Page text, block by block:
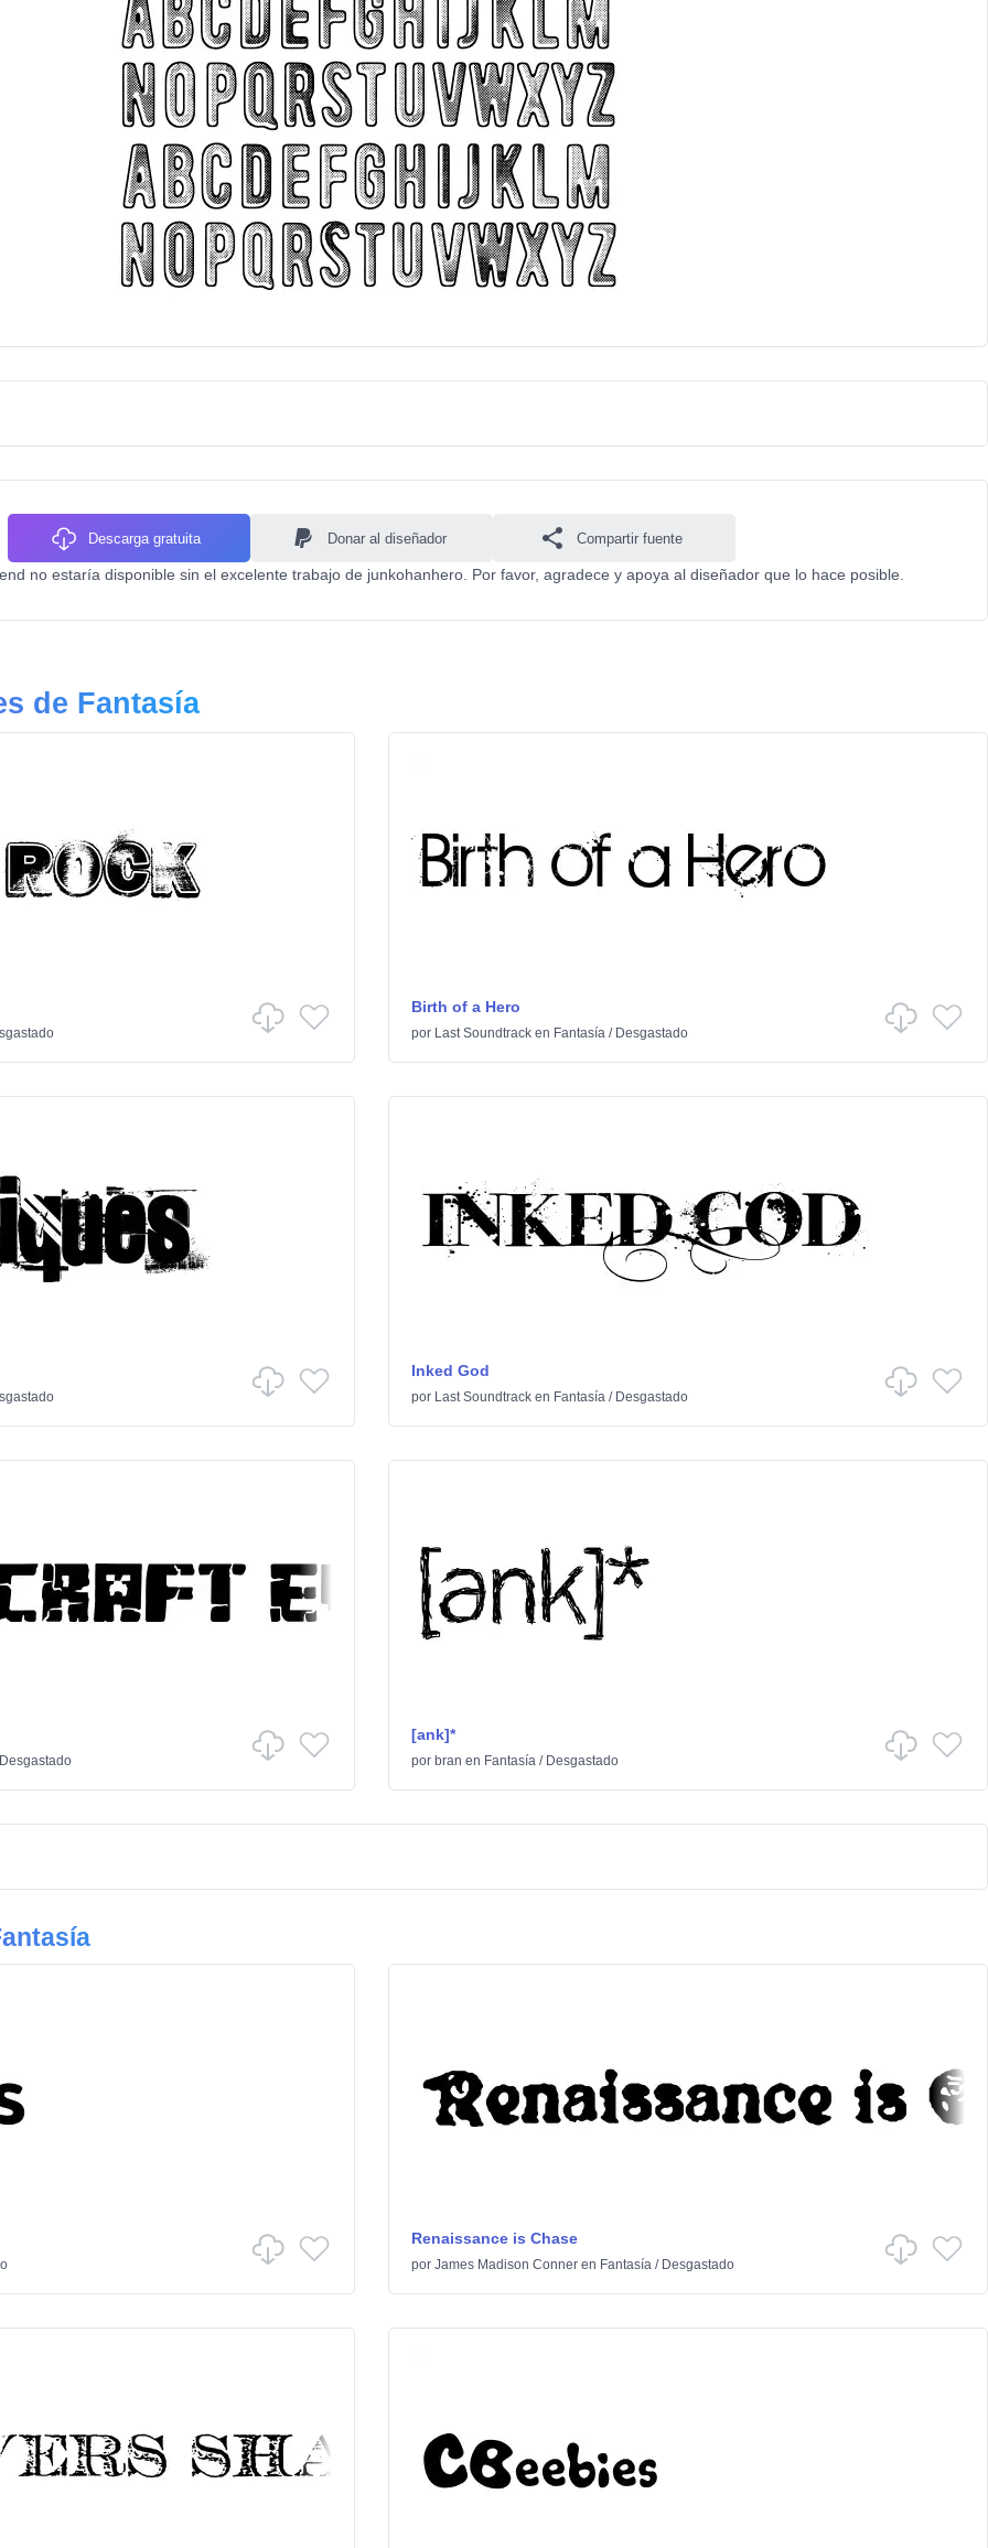
Descarga gratuita Donar al diseñador Compartir fuente
no estaría disponible sin el excelente trabajo de junkohanhero. Por favor, agradece y apoya al diseñador que lo hace posible.
de Fantasía
Birth of a Hero
por Last Soundtracken Fantasía/ Desgastado
Inked God
por Last Soundtracken Fantasía/ Desgastado
Desgastado
[ank]*
por bran en Fantasía/ Desgastado
Renaissance is Chase
por James Madison Conneren Fantasía/ Desgastado